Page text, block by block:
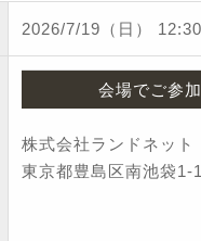
2026/7/19（日） 12:30
会場でご参
株式会社ランドネット
東京都豊島区南池袋1-